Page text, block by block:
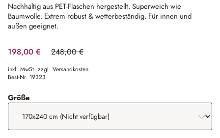
Nachhaltig aus PET-Flaschen hergestellt. Superweich wie
Baumwolle. Extrem robust & wetterbeständig. Für innen und
außen geeignet.
198,00 € 248,00 €
(20.16% gespart)
inkl. MwSt. zzgl. Versandkosten
Best-Nr. 19323
Größe